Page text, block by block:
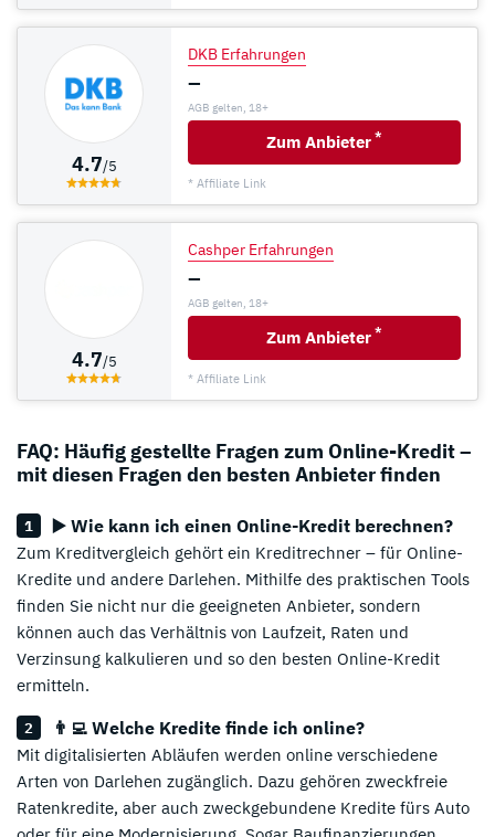
4.7/5
DKB Erfahrungen
–
AGB gelten, 18+
Zum Anbieter *
* Affiliate Link
4.7/5
Cashper Erfahrungen
–
AGB gelten, 18+
Zum Anbieter *
* Affiliate Link
FAQ: Häufig gestellte Fragen zum Online-Kredit –
mit diesen Fragen den besten Anbieter finden
▶️ Wie kann ich einen Online-Kredit berechnen?
Zum Kreditvergleich gehört ein Kreditrechner – für Online-
Kredite und andere Darlehen. Mithilfe des praktischen Tools
finden Sie nicht nur die geeigneten Anbieter, sondern
können auch das Verhältnis von Laufzeit, Raten und
Verzinsung kalkulieren und so den besten Online-Kredit
ermitteln.
👨‍💻 Welche Kredite finde ich online?
Mit digitalisierten Abläufen werden online verschiedene
Arten von Darlehen zugänglich. Dazu gehören zweckfreie
Ratenkredite, aber auch zweckgebundene Kredite fürs Auto